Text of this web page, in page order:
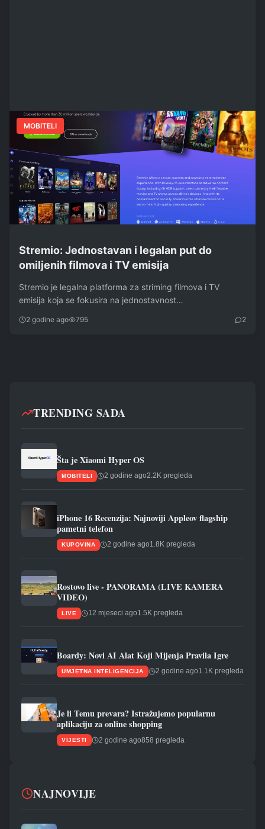
MOBITELI
Stremio: Jednostavan i legalan put do
omiljenih filmova i TV emisija
Stremio je legalna platforma za striming filmova i TV
emisija koja se fokusira na jednostavnost…
2 godine ago 795 2
TRENDING SADA
Šta je Xiaomi Hyper OS
MOBITELI 2 godine ago2.2K pregleda
iPhone 16 Recenzija: Najnoviji Appleov flagship
pametni telefon
KUPOVINA 2 godine ago1.8K pregleda
Rostovo live - PANORAMA (LIVE KAMERA
VIDEO)
LIVE 12 mjeseci ago1.5K pregleda
Boardy: Novi AI Alat Koji Mijenja Pravila Igre
UMJETNA INTELIGENCIJA 2 godine ago1.1K pregleda
Je li Temu prevara? Istražujemo popularnu
aplikaciju za online shopping
VIJESTI 2 godine ago858 pregleda
NAJNOVIJE